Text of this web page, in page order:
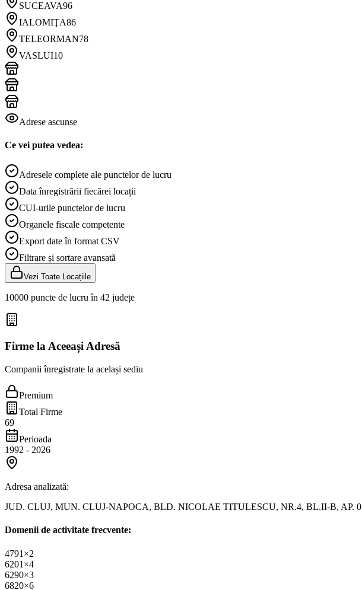
SUCEAVA96
IALOMIŢA86
TELEORMAN78
VASLUI10
Adrese ascunse
Ce vei putea vedea:
Adresele complete ale punctelor de lucru
Data înregistrării fiecărei locații
CUI-urile punctelor de lucru
Organele fiscale competente
Export date în format CSV
Filtrare și sortare avansată
Vezi Toate Locațiile
10000 puncte de lucru în 42 județe
Firme la Aceeași Adresă
Companii înregistrate la același sediu
Premium
Total Firme
69
Perioada
1992 - 2026
Adresa analizată:
JUD. CLUJ, MUN. CLUJ-NAPOCA, BLD. NICOLAE TITULESCU, NR.4, BL.II-B, AP. 0
Domenii de activitate frecvente:
4791 ×2
6201 ×4
6290×3
6820×6